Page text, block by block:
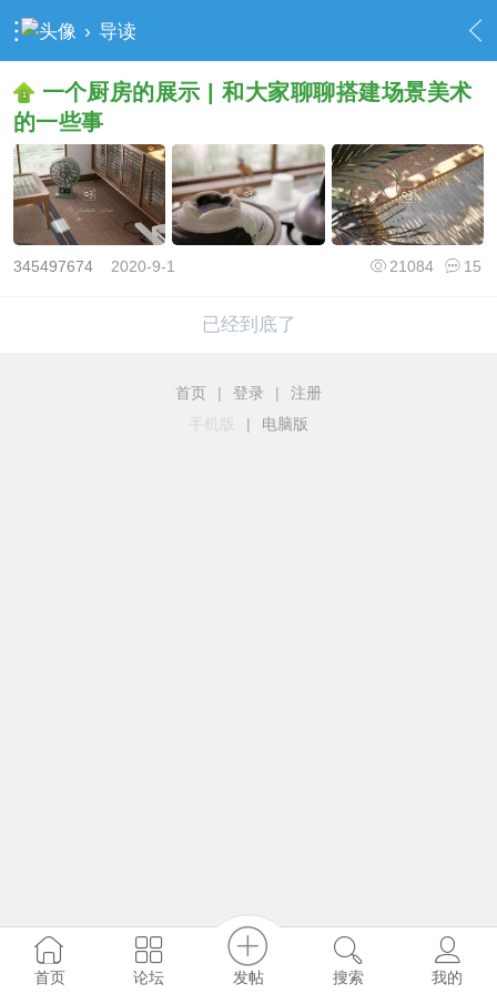
› 导读
一个厨房的展示 | 和大家聊聊搭建场景美术
的一些事
3454976742020-9-1 15
21084
已经到底了
首页 | 登录 |
注册
手机版
| 电脑版
首页 论坛 发帖 搜索 我的